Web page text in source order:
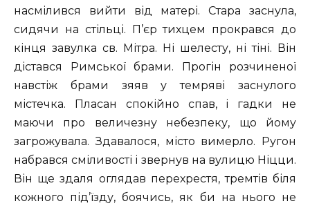
насмілився вийти від матері. Стара заснула,
сидячи на стільці. П’єр тихцем прокрався до
кінця завулка св. Мітра. Ні шелесту, ні тіні. Він
дістався Римської брами. Прогін розчиненої
навстіж брами зяяв у темряві заснулого
містечка. Пласан спокійно спав, і гадки не
маючи про величезну небезпеку, що йому
загрожувала. Здавалося, місто вимерло. Ругон
набрався сміливості і звернув на вулицю Ніцци.
Він ще здаля оглядав перехрестя, тремтів біля
кожного під’їзду, боячись, як би на нього не